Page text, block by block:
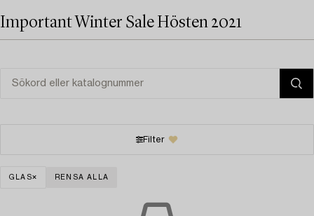
Important Winter Sale Hösten 2021
Filter
GLAS RENSA ALLA